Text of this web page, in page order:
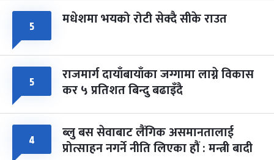
५ मधेशमा भयको रोटी सेक्दै सीके राउत
५ राजमार्ग दायाँबायाँका जग्गामा लाग्ने विकास
कर ५ प्रतिशत बिन्दु बढाइँदै
४ ब्लु बस सेवाबाट लैंगिक असमानतालाई
प्रोत्साहन नगर्ने नीति लिएका हौं : मन्त्री बादी